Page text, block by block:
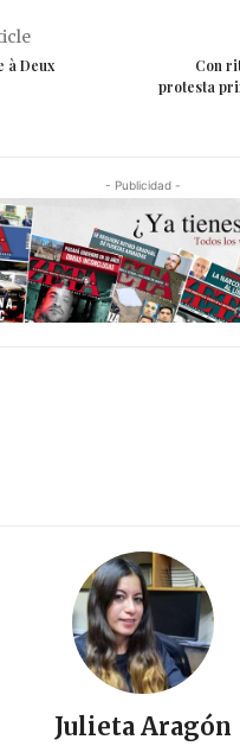
à Deux
Con
protesta
- Publicidad -
Julieta Aragón